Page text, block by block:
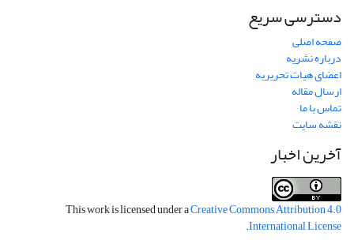
دسترسی سریع
صفحه اصلی
درباره نشریه
اعضای هیات تحریریه
ارسال مقاله
تماس با ما
نقشه سایت
آخرین اخبار
This work is licensed under aCreative Commons Attribution 4.0
International License
.